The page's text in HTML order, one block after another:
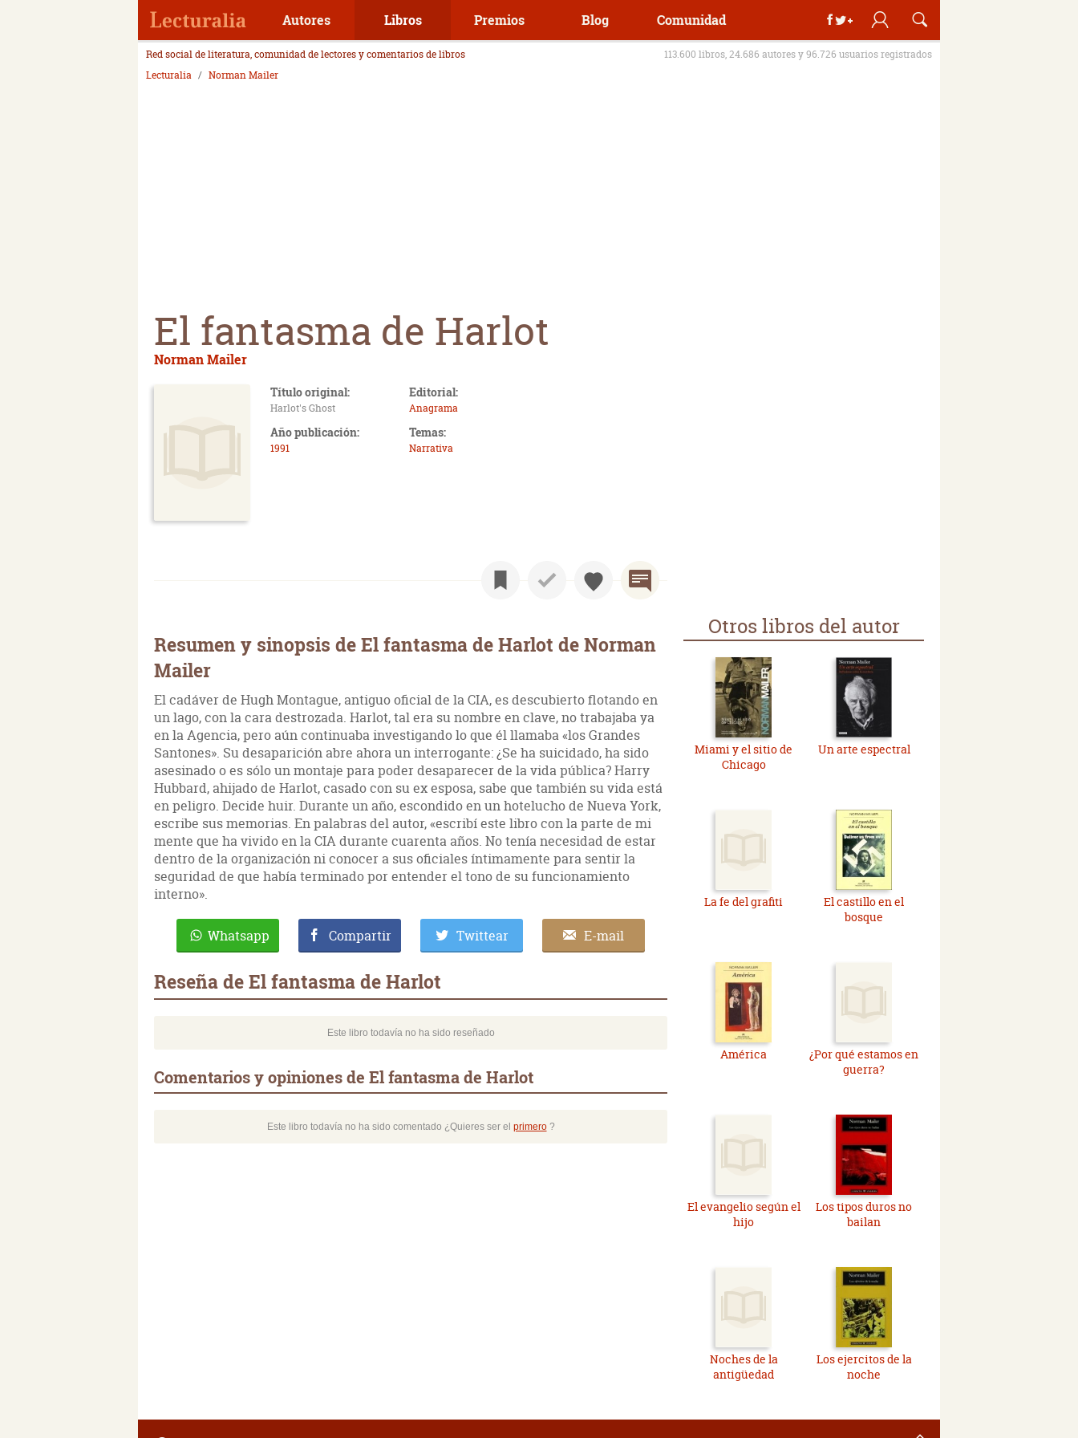
Autores Libros Premios Blog Comunidad
Red social de literatura, comunidad de lectores y comentarios de libros
113.600 libros, 24.686 autores y 96.726 usuarios registrados
Lecturalia
Norman Mailer
El fantasma de Harlot
Norman Mailer
Título original:
Harlot's Ghost
Editorial:
Anagrama
Año publicación:
1991
Temas:
Narrativa
Resumen y sinopsis de El fantasma de Harlot de Norman
Mailer
El cadáver de Hugh Montague, antiguo oficial de la CIA, es descubierto flotando en
un lago, con la cara destrozada. Harlot, tal era su nombre en clave, no trabajaba ya
en la Agencia, pero aún continuaba investigando lo que él llamaba «los Grandes
Santones». Su desaparición abre ahora un interrogante: ¿Se ha suicidado, ha sido
asesinado o es sólo un montaje para poder desaparecer de la vida pública? Harry
Hubbard, ahijado de Harlot, casado con su ex esposa, sabe que también su vida está
en peligro. Decide huir. Durante un año, escondido en un hotelucho de Nueva York,
escribe sus memorias. En palabras del autor, «escribí este libro con la parte de mi
mente que ha vivido en la CIA durante cuarenta años. No tenía necesidad de estar
dentro de la organización ni conocer a sus oficiales íntimamente para sentir la
seguridad de que había terminado por entender el tono de su funcionamiento
interno».
Whatsapp Compartir Twittear E-mail
Reseña de El fantasma de Harlot
Este libro todavía no ha sido reseñado
Comentarios y opiniones de El fantasma de Harlot
Este libro todavía no ha sido comentado ¿Quieres ser el primero?
Otros libros del autor
Miami y el sitio de
Chicago
Un arte espectral
La fe del grafiti
El castillo en el
bosque
América
¿Por qué estamos en
guerra?
El evangelio según el
hijo
Los tipos duros no
bailan
Noches de la
antigüedad
Los ejercitos de la
noche